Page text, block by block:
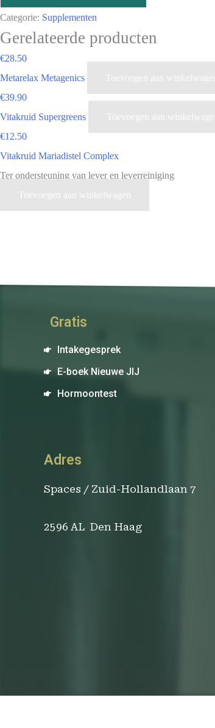
Categorie: Supplementen
Gerelateerde producten
€28.50
Metarelax Metagenics
Toevoegen aan winkelwagen
€39.90
Vitakruid Supergreens
Toevoegen aan winkelwagen
€12.50
Vitakruid Mariadistel Complex
Ter ondersteuning van lever en leverreiniging
Toevoegen aan winkelwagen
Gratis
Intakegesprek
E-boek Nieuwe JIJ
Hormoontest
Adres
Spaces / Zuid-Hollandlaan 7
2596 AL Den Haag